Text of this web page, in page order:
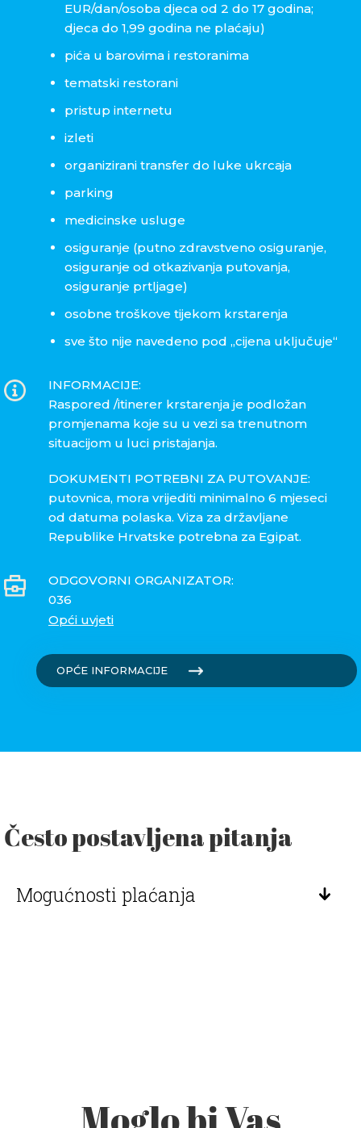
EUR/dan/osoba djeca od 2 do 17 godina;
djeca do 1,99 godina ne plaćaju)
pića u barovima i restoranima
tematski restorani
pristup internetu
izleti
organizirani transfer do luke ukrcaja
parking
medicinske usluge
osiguranje (putno zdravstveno osiguranje,
osiguranje od otkazivanja putovanja,
osiguranje prtljage)
osobne troškove tijekom krstarenja
sve što nije navedeno pod „cijena uključuje“
INFORMACIJE:
Raspored /itinerer krstarenja je podložan
promjenama koje su u vezi sa trenutnom
situacijom u luci pristajanja.
DOKUMENTI POTREBNI ZA PUTOVANJE:
putovnica, mora vrijediti minimalno 6 mjeseci
od datuma polaska. Viza za državljane
Republike Hrvatske potrebna za Egipat.
ODGOVORNI ORGANIZATOR:
036
Opći uvjeti
OPĆE INFORMACIJE
Često postavljena pitanja
Mogućnosti plaćanja